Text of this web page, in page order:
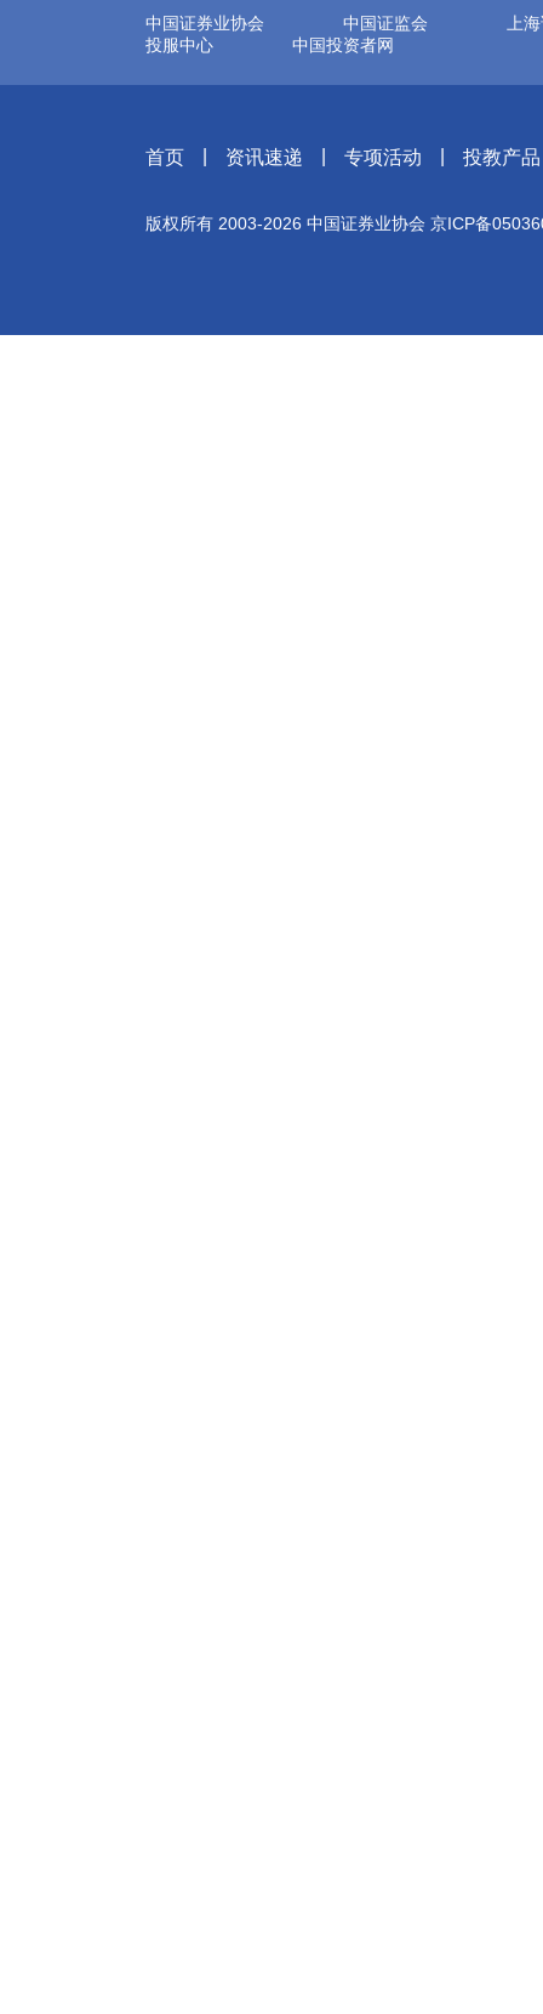
中国证券业协会
中国证监会
上
投服中心
中国投资者网
首页 资讯速递 专项活动 投教产品
版权所有 2003-2026 中国证券业协会 京ICP备